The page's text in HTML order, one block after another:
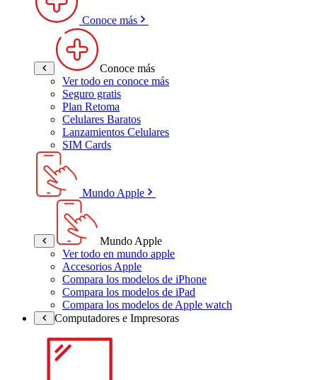
Conoce más
Conoce más
Ver todo en conoce más
Seguro gratis
Plan Retoma
Celulares Baratos
Lanzamientos Celulares
SIM Cards
Mundo Apple
Mundo Apple
Ver todo en mundo apple
Accesorios Apple
Compara los modelos de iPhone
Compara los modelos de iPad
Compara los modelos de Apple watch
Computadores e Impresoras